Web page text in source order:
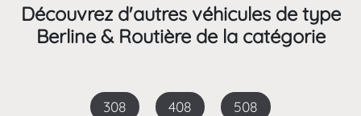
Découvrez d'autres véhicules de type
Berline & Routière de la catégorie
308 408 508